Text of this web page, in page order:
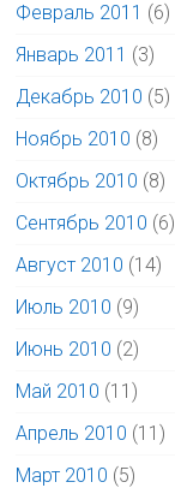
Февраль 2011 (6)
Январь 2011 (3)
Декабрь 2010 (5)
Ноябрь 2010 (8)
Октябрь 2010 (8)
Сентябрь 2010 (6)
Август 2010 (14)
Июль 2010 (9)
Июнь 2010 (2)
Май 2010 (11)
Апрель 2010 (11)
Март 2010 (5)